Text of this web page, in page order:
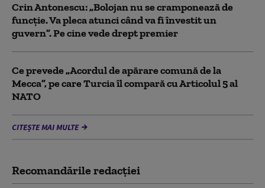
Crin Antonescu: „Bolojan nu se cramponează de
funcție. Va pleca atunci când va fi învestit un
guvern”. Pe cine vede drept premier
Ce prevede „Acordul de apărare comună de la
Mecca”, pe care Turcia îl compară cu Articolul 5 al
NATO
CITEȘTE MAI MULTE
Recomandările redacţiei